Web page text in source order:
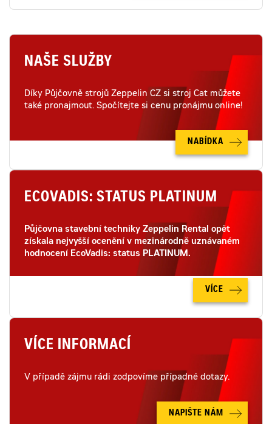
NAŠE SLUŽBY
Díky Půjčovně strojů Zeppelin CZ si stroj Cat můžete
také pronajmout. Spočítejte si cenu pronájmu online!
NABÍDKA
ECOVADIS: STATUS PLATINUM
Půjčovna stavební techniky Zeppelin Rental opět
získala nejvyšší ocenění v mezinárodně uznávaném
hodnocení EcoVadis: status PLATINUM.
VÍCE
VÍCE INFORMACÍ
V případě zájmu rádi zodpovíme případné dotazy.
NAPIŠTE NÁM